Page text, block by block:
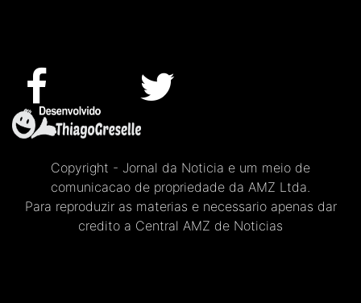
Copyright - Jornal da Noticia e um meio de
comunicacao de propriedade da AMZ Ltda.
Para reproduzir as materias e necessario apenas dar
credito a Central AMZ de Noticias